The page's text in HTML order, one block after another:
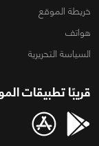
خريطة الموقع
هواتف
السياسة التحريرية
قريبًا تطبيقات